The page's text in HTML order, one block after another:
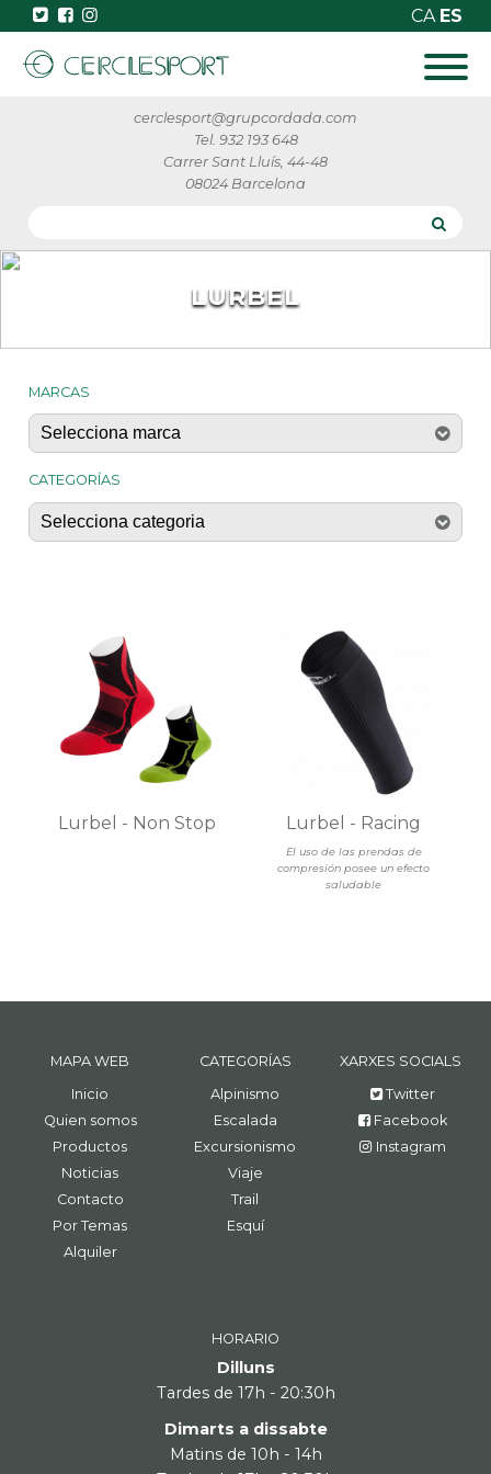
CA ES
cerclesport@grupcordada.com
Tel. 932 193 648
Carrer Sant Lluís, 44-48
08024 Barcelona
LURBEL
MARCAS
CATEGORÍAS
Lurbel - Non Stop
El uso de las prendas de
compresión posee un efecto
saludable
Lurbel - Racing
MAPA WEB
Inicio
Quien somos
Productos
Noticias
Contacto
Por Temas
Alquiler
CATEGORÍAS
Alpinismo
Escalada
Excursionismo
Viaje
Trail
Esquí
XARXES SOCIALS
Twitter
Facebook
Instagram
HORARIO
Dilluns
Tardes de 17h - 20:30h
Dimarts a dissabte
Matins de 10h - 14h